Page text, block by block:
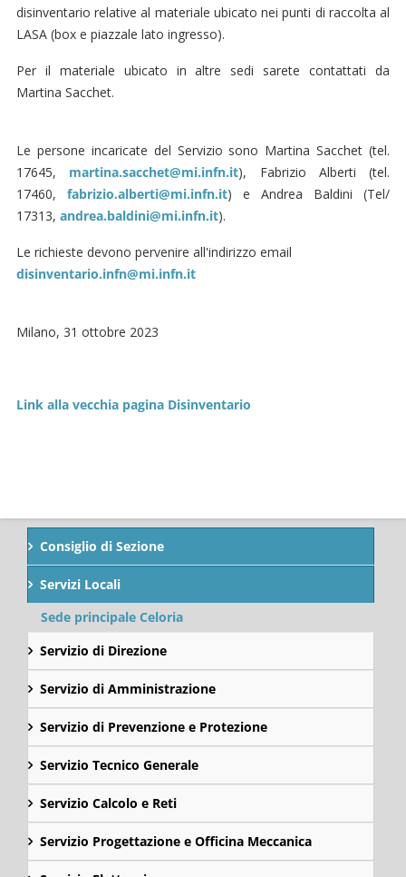
disinventario relative al materiale ubicato nei punti di raccolta al
LASA (box e piazzale lato ingresso).
Per il materiale ubicato in altre sedi sarete contattati da
Martina Sacchet.
Le persone incaricate del Servizio sono Martina Sacchet (tel.
17645, martina.sacchet@mi.infn.it), Fabrizio Alberti (tel.
17460, fabrizio.alberti@mi.infn.it) e Andrea Baldini (Tel/
17313, andrea.baldini@mi.infn.it).
Le richieste devono pervenire all'indirizzo email
disinventario.infn@mi.infn.it
Milano, 31 ottobre 2023
Link alla vecchia pagina Disinventario
Consiglio di Sezione
Servizi Locali
Sede principale Celoria
Servizio di Direzione
Servizio di Amministrazione
Servizio di Prevenzione e Protezione
Servizio Tecnico Generale
Servizio Calcolo e Reti
Servizio Progettazione e Officina Meccanica